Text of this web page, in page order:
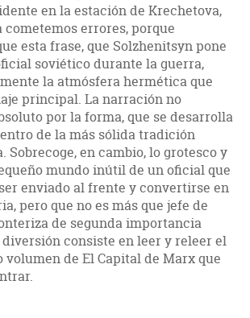
en la estación de Krechetova,
cometemos errores, porque
esta frase, que Solzhenitsyn pone
soviético durante la guerra,
la atmósfera hermética que
principal. La narración no
por la forma, que se desarrolla
de la más sólida tradición
Sobrecoge, en cambio, lo grotesco y
mundo inútil de un oficial que
enviado al frente y convertirse en
pero que no es más que jefe de
de segunda importancia
consiste en leer y releer el
de El Capital de Marx que